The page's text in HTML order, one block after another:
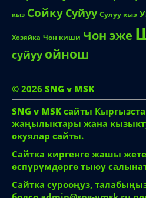
Кошуна эже Куйоом Майрам
кыз Сойку Суйуу Сулуу кыз
Хозяйка Чон киши Чон эже
© 2026SNG v MSK
SNG v MSK
сайты
жаңылыктары жана
окуялар сайты.
Сайтка киргенге жашы жете
өспүрүмдөргө тыюу